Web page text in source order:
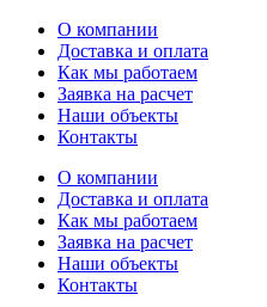
О компании
Доставка и оплата
Как мы работаем
Заявка на расчет
Наши объекты
Контакты
О компании
Доставка и оплата
Как мы работаем
Заявка на расчет
Наши объекты
Контакты